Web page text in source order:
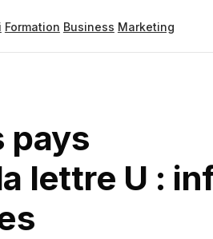
Formation Business Marketing
pays
lettre U :